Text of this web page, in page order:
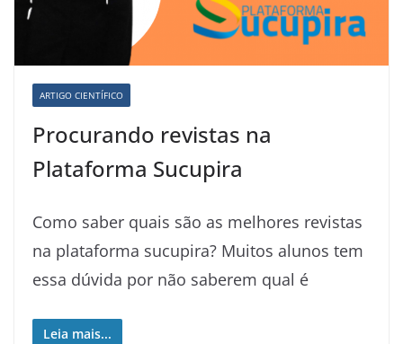
ARTIGO CIENTÍFICO
Procurando revistas na
Plataforma Sucupira
Como saber quais são as melhores revistas
na plataforma sucupira? Muitos alunos tem
essa dúvida por não saberem qual é
Leia mais...